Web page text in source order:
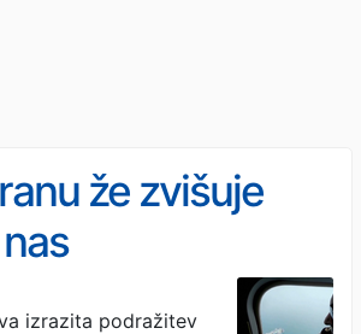
že zvišuje
izrazita podražitev